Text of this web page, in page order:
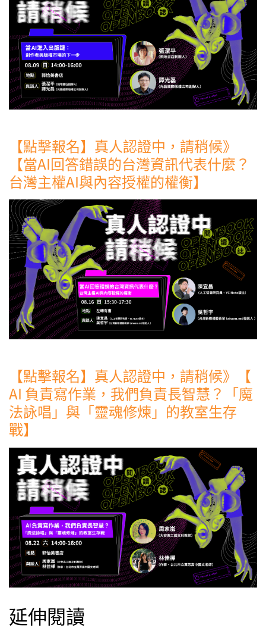
【點擊報名】真人認證中，請稍候》
【當AI回答錯誤的台灣資訊代表什麼？
台灣主權AI與內容授權的權衡】
【點擊報名】真人認證中，請稍候》【
AI 負責寫作業，我們負責長智慧？「魔
法詠唱」與「靈魂修煉」的教室生存
戰】
延伸閱讀